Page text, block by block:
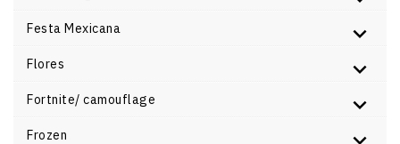
Festa Mexicana
Flores
Fortnite/ camouflage
Frozen